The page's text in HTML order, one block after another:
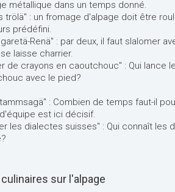
métallique dans un temps donné.
trölä" : un fromage d'alpage doit être
prédéfini.
Renä" : par deux, il faut slalomer
laisse charrier.
de crayons en caoutchouc" : Qui lance
avec le pied?
: Combien de temps faut-il
est ici décisif.
les dialectes suisses" : Qui connaît les
sur l'alpage